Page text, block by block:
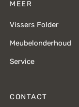
MEER
Vissers Folder
Meubelonderhoud
Service
CONTACT